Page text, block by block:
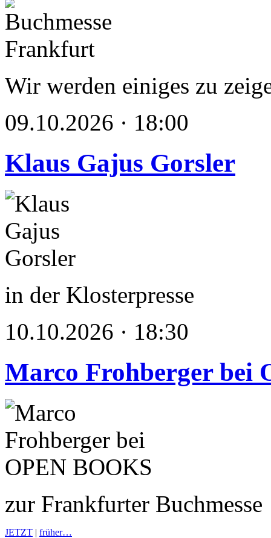
Wir werden einiges zu
09.10.2026 · 18:00
Klaus Gajus Gorsler
in der Klosterpresse
10.10.2026 · 18:30
Marco Frohberger bei
zur Frankfurter Buchmesse
JETZT | früher…